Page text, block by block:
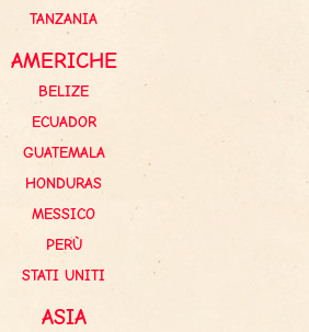
TANZANIA
AMERICHE
BELIZE
ECUADOR
GUATEMALA
HONDURAS
MESSICO
PERÙ
STATI UNITI
ASIA